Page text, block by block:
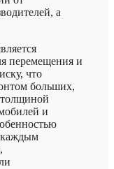
а
перемещения и
что
больших,
и
каждым